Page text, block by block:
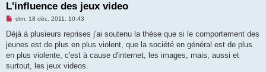
L'influence des jeux video
M
s
s
a
g
n
dim. 18 déc. 2011, 10:43
Déjà à plusieurs reprises j'ai soutenu la thèse que si le comportement des
jeunes est de plus en plus violent, que la société en général est de plus
en plus violente, c'est à cause d'internet, les images, mais, aussi et
surtout, les jeux videos.